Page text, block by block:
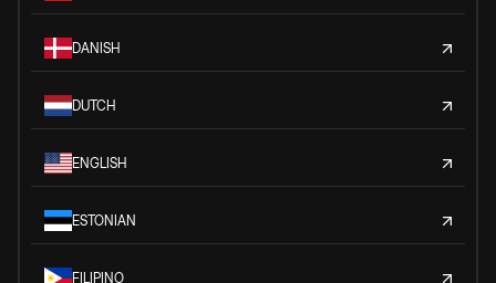
DANISH
DUTCH
ENGLISH
ESTONIAN
FILIPINO